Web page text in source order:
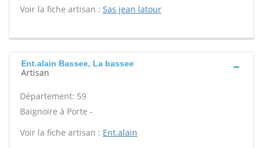
Voir la fiche artisan : Sas jean latour
Ent.alain Bassee, La bassee
Artisan
Département: 59
Baignoire à Porte -
Voir la fiche artisan : Ent.alain